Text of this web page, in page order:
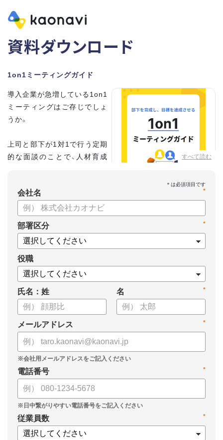
資料ダウンロード
1on1ミーティングガイド
すべて読む
導入企業が急増している1on1
ミーティングはご存じでしょ
うか。
上司と部下が1対1で行う定期
的な面談のことで、人材育成
こちらの資料では、
・1on1とは何か？
・1on1の基本的なやり方
・ 1on1 の基本アジェンダと質問例
についてまとめましたので、ぜひお役立てください。
*
会社名
*
部署区分
役職
氏名：姓 *
名
*
メールアドレス
*
電話番号
*
従業員数